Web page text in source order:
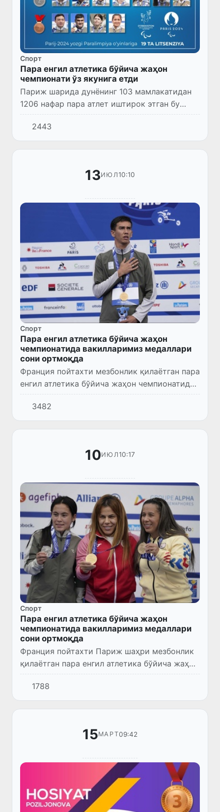
Спорт
Пара енгил атлетика бўйича жаҳон
чемпионати ўз якунига етди
Париж шарида дунёнинг 103 мамлакатидан
1206 нафар пара атлет иштирок этган бу
галги дунё биринчилиги терма жамоамиз
аъзолари учун муваффақиятли кечди.
2443
13ИЮЛ10:10
Спорт
Пара енгил атлетика бўйича жаҳон
чемпионатида вакилларимиз медаллари
сони ортмоқда
Франция пойтахти мезбонлик қилаётган пара
енгил атлетика бўйича жаҳон чемпионатида
сайёрамизнинг 103 мамлакатидан 1200
нафардан ортиқ пара атлет 196 та медаллар
жамланмаси учун ўза...
3482
10ИЮЛ10:17
Спорт
Пара енгил атлетика бўйича жаҳон
чемпионатида вакилларимиз медаллари
сони ортмоқда
Франция пойтахти Париж шаҳри мезбонлик
қилаётган пара енгил атлетика бўйича жаҳон
чемпионатидан хушхабарлар келиши давом
этмоқда.
1788
15МАРТ09:42